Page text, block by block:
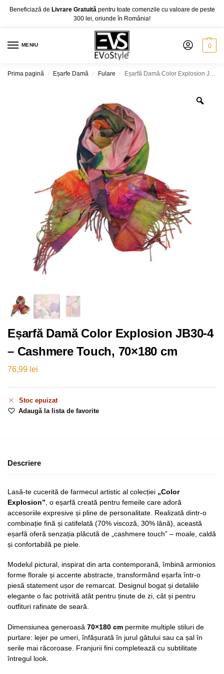
Beneficiază de Livrare Gratuită pentru toate comenzile cu valoare de peste
300 lei, oriunde în România!
MENIU 0
Prima pagină / Eșarfe Damă / Fulare / Eșarfă Damă Color Explosion JB30-4 – Cashmere Touch, 70×180 cm
Eșarfă Damă Color Explosion JB30-4
– Cashmere Touch, 70×180 cm
76,99 lei
Stoc epuizat
Adaugă la lista de favorite
Descriere
Lasă-te cucerită de farmecul artistic al colecției „Color
Explosion” , o eșarfă creată pentru femeile care adoră
accesoriile expresive și pline de personalitate. Realizată dintr-o
combinație fină și catifelată (70% viscoză, 30% lână), această
eșarfă oferă senzația plăcută de „cashmere touch” – moale, caldă
și confortabilă pe piele.
Modelul pictural, inspirat din arta contemporană, îmbină armonios
forme florale și accente abstracte, transformând eșarfa într-o
piesă statement ușor de remarcat. Designul bogat și detaliile
elegante o fac potrivită atât pentru ținute de zi, cât și pentru
outfituri rafinate de seară.
Dimensiunea generoasă 70×180 cm permite multiple stiluri de
purtare: lejer pe umeri, înfășurată în jurul gâtului sau ca șal în
serile mai răcoroase. Franjurii fini completează cu subtilitate
întregul look.